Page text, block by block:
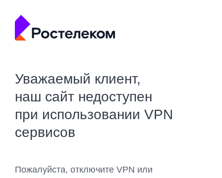
Уважаемый клиент,
наш сайт недоступен
при использовании VPN
сервисов
Пожалуйста, отключите VPN или